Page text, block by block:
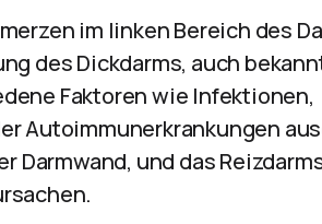
im linken Bereich des
des Dickdarms, auch
Faktoren wie Infektionen,
Autoimmunerkrankungen
und das